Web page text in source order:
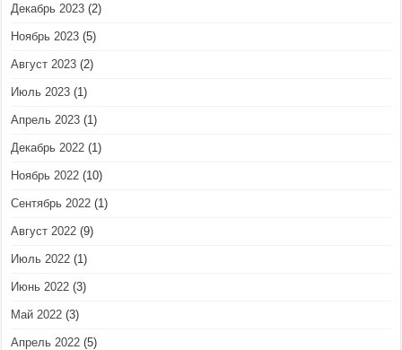
Декабрь 2023 (2)
Ноябрь 2023 (5)
Август 2023 (2)
Июль 2023 (1)
Апрель 2023 (1)
Декабрь 2022 (1)
Ноябрь 2022 (10)
Сентябрь 2022 (1)
Август 2022 (9)
Июль 2022 (1)
Июнь 2022 (3)
Май 2022 (3)
Апрель 2022 (5)